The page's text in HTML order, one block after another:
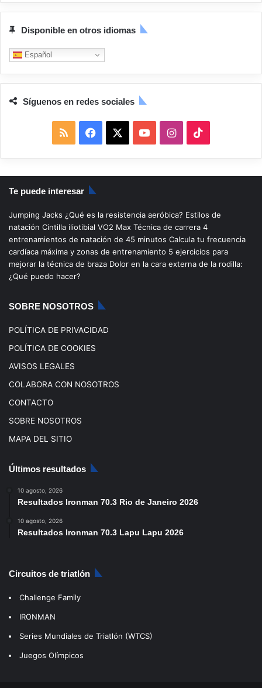
Disponible en otros idiomas
Español
Síguenos en redes sociales
S
S
a
c
b
o
o
u
u
b
I
n
s
a
g
i
k
o
k
Te puede interesar
Jumping Jacks ¿Qué es la resistencia aeróbica? Estilos de
natación Cintilla iliotibial VO2 Max Técnica de carrera 4
entrenamientos de natación de 45 minutos Calcula tu frecuencia
cardíaca máxima y zonas de entrenamiento 5 ejercicios para
mejorar la técnica de braza Dolor en la cara externa de la rodilla:
¿Qué puedo hacer?
SOBRE NOSOTROS
POLÍTICA DE PRIVACIDAD
POLÍTICA DE COOKIES
AVISOS LEGALES
COLABORA CON NOSOTROS
CONTACTO
SOBRE NOSOTROS
MAPA DEL SITIO
Últimos resultados
10 agosto, 2026
Resultados Ironman 70.3 Rio de Janeiro 2026
10 agosto, 2026
Resultados Ironman 70.3 Lapu Lapu 2026
Circuitos de triatlón
Challenge Family
IRONMAN
Series Mundiales de Triatlón (WTCS)
Juegos Olímpicos